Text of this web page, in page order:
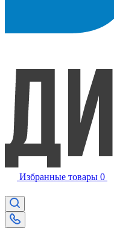
Избранные товары 0